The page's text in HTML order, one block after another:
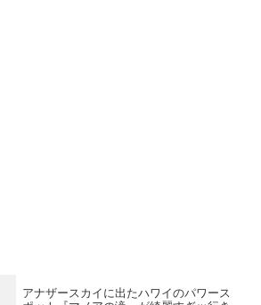
アナザースカイに出たハワイのパワース